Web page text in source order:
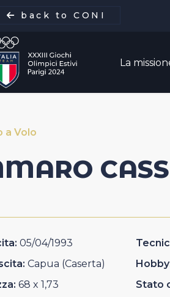
back to CONI
La
Team
Italia
a Volo
05/04/1993
Capua (Caserta)
68 x 1,73
Stato